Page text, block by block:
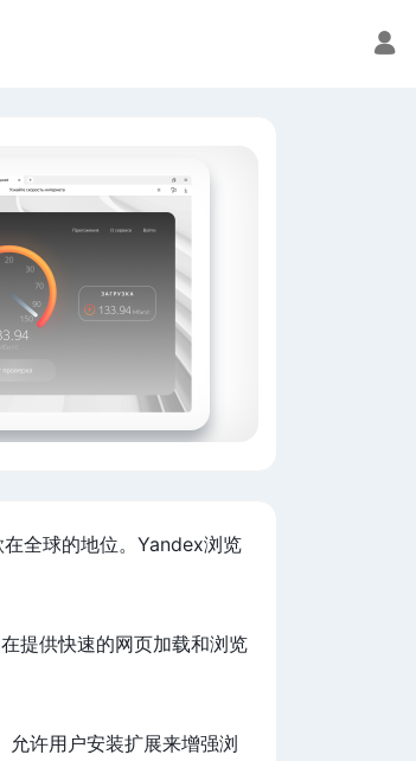
全球的地位。Yandex浏览
提供快速的网页加载和浏览
许用户安装扩展来增强浏